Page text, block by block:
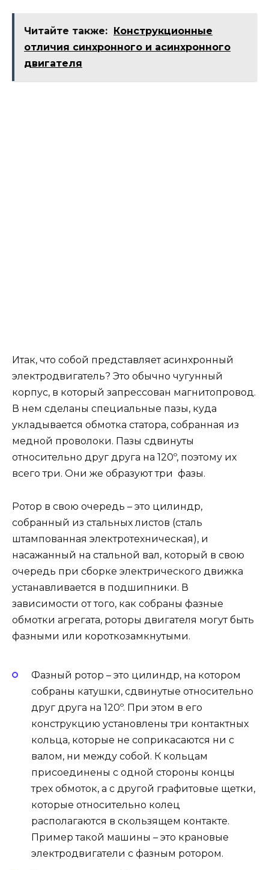
Читайте также: Конструкционные
отличия синхронного и асинхронного
двигателя
Итак, что собой представляет асинхронный
электродвигатель? Это обычно чугунный
корпус, в который запрессован магнитопровод.
В нем сделаны специальные пазы, куда
укладывается обмотка статора, собранная из
медной проволоки. Пазы сдвинуты
относительно друг друга на 120º, поэтому их
всего три. Они же образуют три фазы.
Ротор в свою очередь – это цилиндр,
собранный из стальных листов (сталь
штампованная электротехническая), и
насажанный на стальной вал, который в свою
очередь при сборке электрического движка
устанавливается в подшипники. В
зависимости от того, как собраны фазные
обмотки агрегата, роторы двигателя могут быть
фазными или короткозамкнутыми.
Фазный ротор – это цилиндр, на котором
собраны катушки, сдвинутые относительно
друг друга на 120º. При этом в его
конструкцию установлены три контактных
кольца, которые не соприкасаются ни с
валом, ни между собой. К кольцам
присоединены с одной стороны концы
трех обмоток, а с другой графитовые щетки,
которые относительно колец
располагаются в скользящем контакте.
Пример такой машины – это крановые
электродвигатели с фазным ротором.